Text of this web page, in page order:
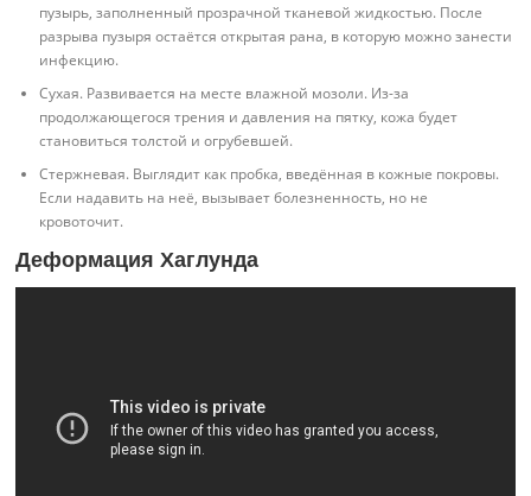
пузырь, заполненный прозрачной тканевой жидкостью. После
разрыва пузыря остаётся открытая рана, в которую можно занести
инфекцию.
Сухая. Развивается на месте влажной мозоли. Из-за
продолжающегося трения и давления на пятку, кожа будет
становиться толстой и огрубевшей.
Стержневая. Выглядит как пробка, введённая в кожные покровы.
Если надавить на неё, вызывает болезненность, но не
кровоточит.
Деформация Хаглунда